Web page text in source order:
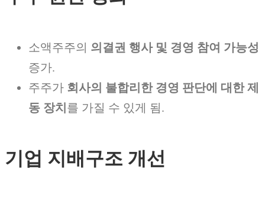
소액주주의 의결권 행사 및 경영 참여 가능성
증가.
주주가 회사의 불합리한 경영 판단에 대한 제
동 장치 를 가질 수 있게 됨.
기업 지배구조 개선